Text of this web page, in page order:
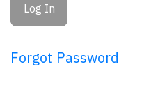
Forgot Password